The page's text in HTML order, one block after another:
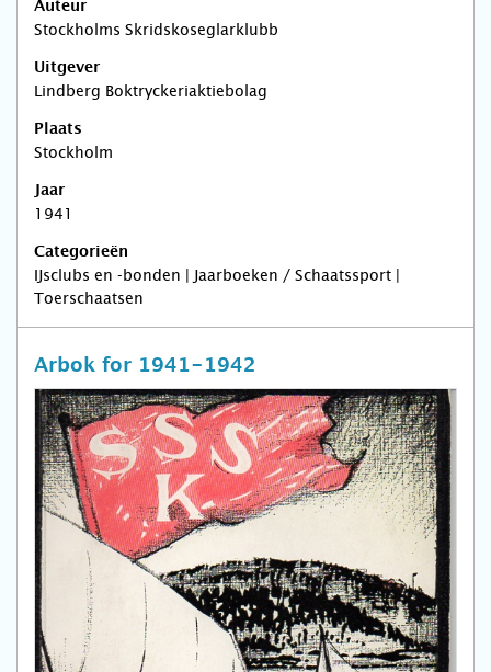
Auteur
Stockholms Skridskoseglarklubb
Uitgever
Lindberg Boktryckeriaktiebolag
Plaats
Stockholm
Jaar
1941
Categorieën
IJsclubs en -bonden | Jaarboeken / Schaatssport |
Toerschaatsen
Arbok for 1941-1942